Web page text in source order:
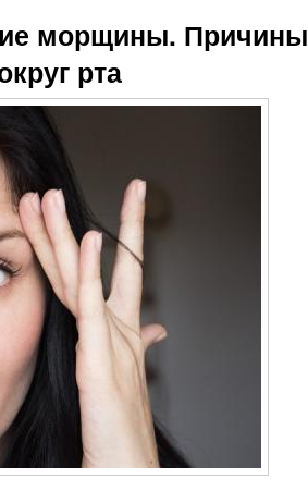
морщины. Причины
рта